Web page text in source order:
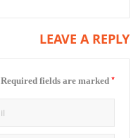
LEAVE A REPLY
Required fields are marked *